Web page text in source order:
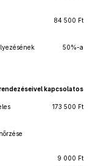
84 500 Ft
50%-a
kapcsolatos
173 500 Ft
9 000 Ft